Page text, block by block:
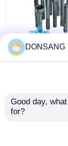
ブラント
ドロリックロ
135mm ディ
ロリックハン
DONSANG
Good day,
for?